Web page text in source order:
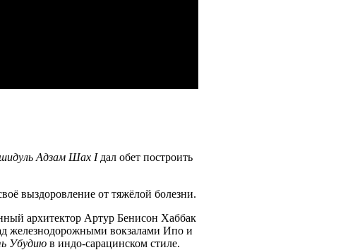
Адзам Шах I дал обет построить
выздоровление от тяжёлой болезни.
архитектор Артур Бенисон Хаббак
железнодорожными вокзалами Ипо и
Убудию в индо-сарацинском стиле.